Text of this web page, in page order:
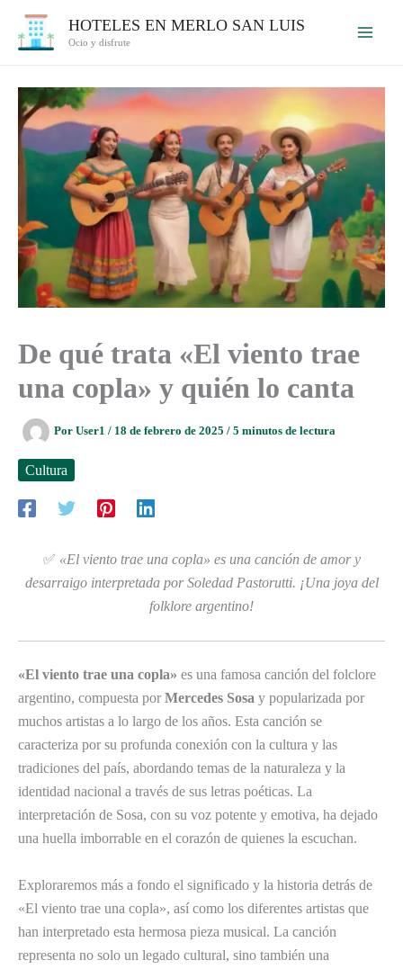
HOTELES EN MERLO SAN LUIS
Ocio y disfrute
De qué trata «El viento trae
una copla» y quién lo canta
Por User1 / 18 de febrero de 2025 / 5 minutos de lectura
Cultura
✅ «El viento trae una copla» es una canción de amor y
desarraigo interpretada por Soledad Pastorutti. ¡Una joya del
folklore argentino!
«El viento trae una copla» es una famosa canción del folclore
argentino, compuesta por Mercedes Sosa y popularizada por
muchos artistas a lo largo de los años. Esta canción se
caracteriza por su profunda conexión con la cultura y las
tradiciones del país, abordando temas de la naturaleza y la
identidad nacional a través de sus letras poéticas. La
interpretación de Sosa, con su voz potente y emotiva, ha dejado
una huella imborrable en el corazón de quienes la escuchan.
Exploraremos más a fondo el significado y la historia detrás de
«El viento trae una copla», así como los diferentes artistas que
han interpretado esta hermosa pieza musical. La canción
representa no solo un legado cultural, sino también una